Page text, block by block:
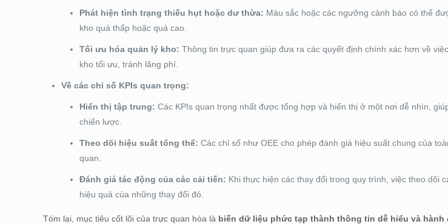
Phát hiện tình trạng thiếu hụt hoặc dư thừa: Màu sắc hoặc các ngưỡng cảnh báo có thể
kho quá thấp hoặc quá cao.
Tối ưu hóa quản lý kho: Thông tin trực quan giúp đưa ra các quyết định chính xác hơn về
kho tối ưu, tránh lãng phí.
Về các chỉ số KPIs quan trọng:
Hiển thị tập trung: Các KPIs quan trọng nhất được tổng hợp và hiển thị ở một nơi dễ nhìn,
chiến lược.
Theo dõi hiệu suất tổng thể: Các chỉ số như OEE cho phép đánh giá hiệu suất chung của
quan.
Đánh giá tác động của các cải tiến: Khi thực hiện các thay đổi trong quy trình, việc theo dõi
hiệu quả của những thay đổi đó.
Tóm lại, mục tiêu cốt lõi của trực quan hóa là biến dữ liệu phức tạp thành thông tin dễ hiểu và hành